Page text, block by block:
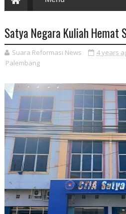
Satya Negara Kuliah Hemat
Suara Reformasi News 4 years
Palembang